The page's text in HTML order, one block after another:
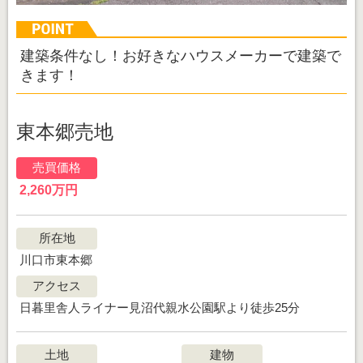
建築条件なし！お好きなハウスメーカーで建築で
きます！
東本郷売地
売買価格
2,260万円
所在地
川口市東本郷
アクセス
日暮里舎人ライナー見沼代親水公園駅より徒歩25分
土地
建物